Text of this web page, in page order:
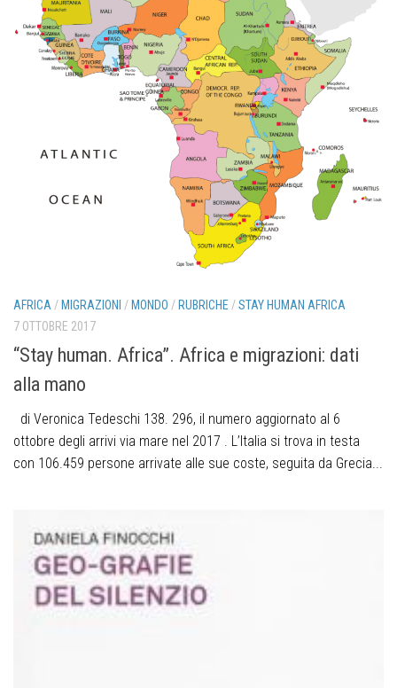
AFRICA / MIGRAZIONI / MONDO / RUBRICHE /STAY HUMAN AFRICA
7 OTTOBRE 2017
“Stay human. Africa”. Africa e migrazioni: dati
alla mano
di Veronica Tedeschi 138. 296, il numero aggiornato al 6
ottobre degli arrivi via mare nel 2017 . L’Italia si trova in testa
con 106.459 persone arrivate alle sue coste, seguita da Grecia...